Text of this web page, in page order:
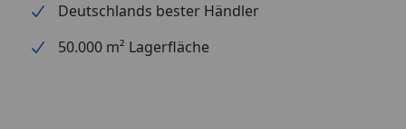
Deutschlands bester Händler
50.000 m² Lagerfläche